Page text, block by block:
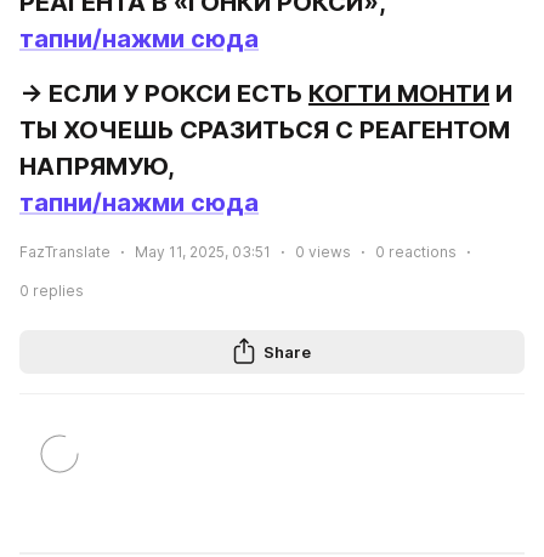
тапни/нажми сюда
→ ЕСЛИ У РОКСИ ЕСТЬ КОГТИ МОНТИ И
ТЫ ХОЧЕШЬ СРАЗИТЬСЯ С РЕАГЕНТОМ
тапни/нажми сюда
FazTranslate May 11, 2025, 03:51 0 views 0 reactions
0 replies
Share